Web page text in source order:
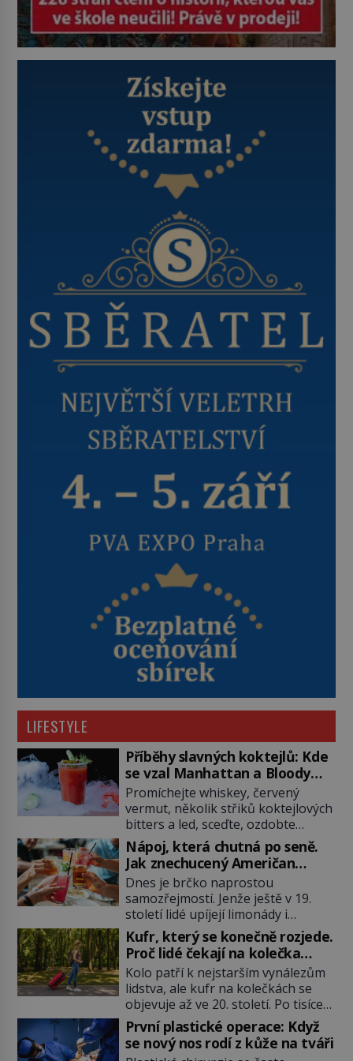
LIFESTYLE
Příběhy slavných koktejlů: Kde
se vzal Manhattan a Bloody
Mary?
Promíchejte whiskey, červený
vermut, několik střiků koktejlových
bitters a led, sceďte, ozdobte
koktejlovou třešinkou a tadá…
Manhattan je tu! A pokud to má být
skutečně on, dejte si pozor, ať
místo klasické americké rye
whiskey či klidně bourbonu
nepoužijete skotskou whisku. Co
se stane? Inu, koktejl bude stále
skvělý, ale už to nebude
Manhattan ale […]
Nápoj, která chutná po seně.
Jak znechucený Američan
vymyslel brčko
Dnes je brčko naprostou
samozřejmostí. Jenže ještě v 19.
století lidé upíjejí limonády i
koktejly dutými stébly žita nebo
žitné slámy. Fungují sice dobře,
mají ale jednu nepříjemnou
vlastnost po chvíli se rozmáčejí a
nápoji dodávají travnatou příchuť.
Právě tahle drobná nepříjemnost
přivede amerického výrobce
cigaretových náustků k nápadu,
který změní způsob pití po celém
Kufr, který se konečně rozjede.
Proč lidé čekají na kolečka
téměř pět tisíc let?
Kolo patří k nejstarším vynálezům
lidstva, ale kufr na kolečkách se
objevuje až ve 20. století. Po tisíce
let lidé vláčejí těžká zavazadla v
rukou, na zádech nebo je nakládají
na povozy. Stačí přitom jediný
První plastické operace: Když
se nový nos rodí z kůže na tváři